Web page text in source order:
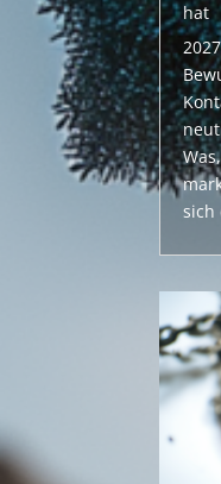
hat
sich